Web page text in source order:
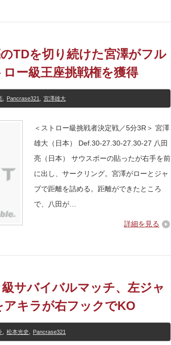
TDを切り続けた宮澤がフル
ー級王座挑戦権を獲得
Pancrase321 宮澤雄大
＜ストロー級挑戦者決定戦／5分3R＞ 宮澤
雄大（日本） Def.30-27.30-27.30-27 八田
亮（日本） サウスポーの貼ったが右手を前
に出し、サークリング。宮澤がローとジャ
ブで距離を詰める。距離ができたところ
で、八田が…
詳細を見る
級サバイバルマッチ、左ジャ
キラが右フックでKO
松本光史 Pancrase321